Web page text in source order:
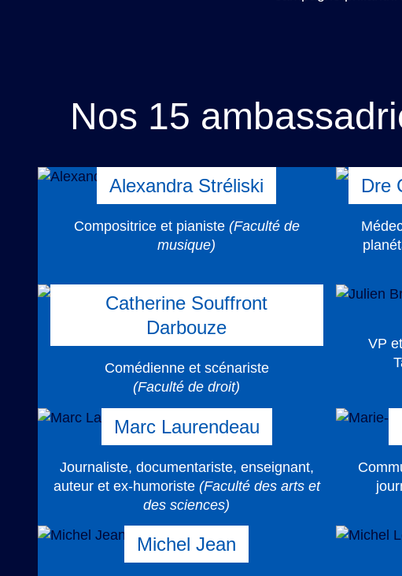
Nos 15
Alexandra Stréliski
Compositrice et pianiste (Faculté de
musique)
Dre
Catherine Souffront
Darbouze
Comédienne et scénariste
(Faculté de droit)
VP
Marc Laurendeau
Journaliste, documentariste, enseignant,
auteur et ex-humoriste (Faculté des arts et
des sciences)
Michel Jean